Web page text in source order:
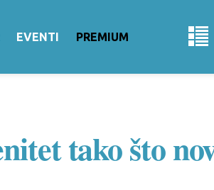
EVENTI PREMIUM
tako što